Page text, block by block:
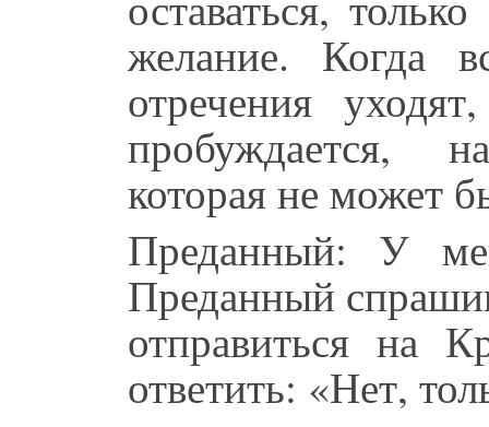
желание. Когда
отречения
пробуждается,
которая не может
Преданный: У
Преданный
отправиться на
ответить: «Нет,